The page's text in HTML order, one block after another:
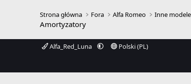
Strona główna Fora Alfa Romeo Inne
Amortyzatory
Alfa_Red_Luna Polski (PL)